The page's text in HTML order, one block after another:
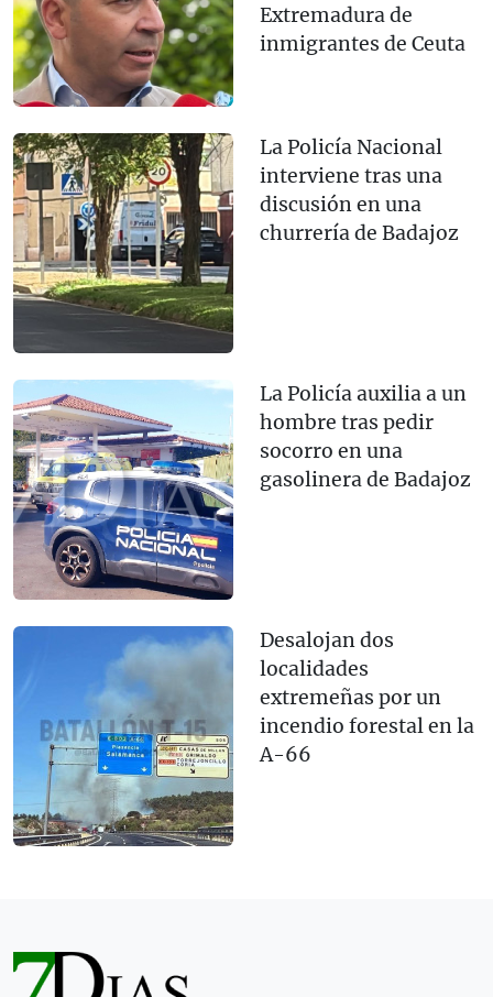
Extremadura de
inmigrantes de Ceuta
La Policía Nacional
interviene tras una
discusión en una
churrería de Badajoz
La Policía auxilia a un
hombre tras pedir
socorro en una
gasolinera de Badajoz
Desalojan dos
localidades
extremeñas por un
incendio forestal en la
A-66